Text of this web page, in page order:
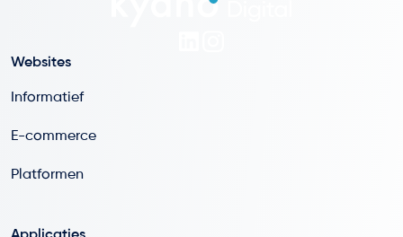
Websites
Informatief
E-commerce
Platformen